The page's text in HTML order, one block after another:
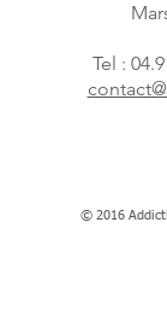
Tel :
© 2016